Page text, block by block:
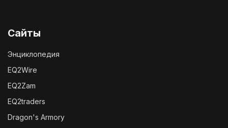
Сайты
Энциклопедия
EQ2Wire
EQ2Zam
EQ2traders
Dragon's Armory